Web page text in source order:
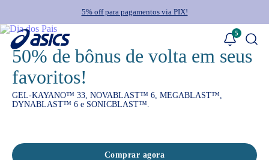
5% off para pagamentos via PIX!
5
50% de bônus de volta em seus
favoritos!
GEL-KAYANO™ 33, NOVABLAST™ 6, MEGABLAST™,
DYNABLAST™ 6 e SONICBLAST™.
Comprar agora